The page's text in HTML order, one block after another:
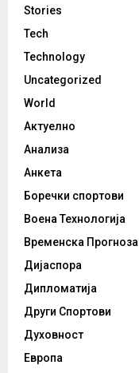
Stories
Tech
Technology
Uncategorized
World
Актуелно
Анализа
Анкета
Боречки спортови
Воена Технологија
Временска Прогноза
Дијаспора
Дипломатија
Други Спортови
Духовност
Европа